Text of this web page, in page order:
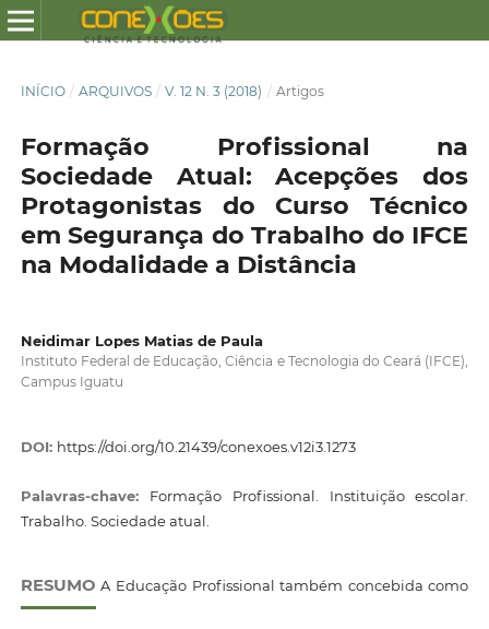
INÍCIO / ARQUIVOS / V. 12 N. 3 (2018) / Artigos
Formação Profissional na
Sociedade Atual: Acepções dos
Protagonistas do Curso Técnico
em Segurança do Trabalho do IFCE
na Modalidade a Distância
Neidimar Lopes Matias de Paula
Instituto Federal de Educação, Ciência e Tecnologia do Ceará (IFCE),
Campus Iguatu
DOI: https://doi.org/10.21439/conexoes.v12i3.1273
Palavras-chave: Formação Profissional. Instituição escolar.
Trabalho. Sociedade atual.
RESUMO A Educação Profissional também concebida como